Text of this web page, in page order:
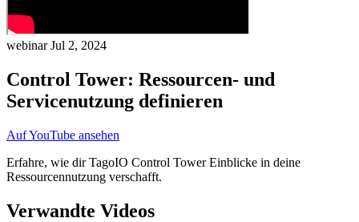
webinarJul 2, 2024
Control Tower: Ressourcen- und
Servicenutzung definieren
Auf YouTube ansehen
Erfahre, wie dir TagoIO Control Tower Einblicke in deine
Ressourcennutzung verschafft.
Verwandte Videos